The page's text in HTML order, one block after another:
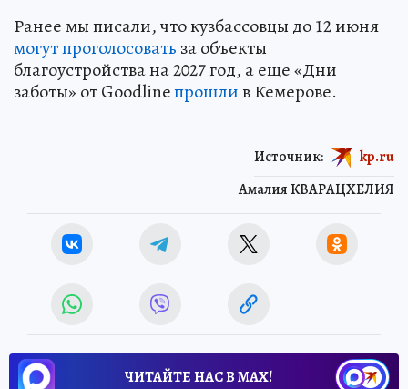
Ранее мы писали, что кузбассовцы до 12 июня
могут проголосовать за объекты
благоустройства на 2027 год, а еще «Дни
заботы» от Goodlineпрошлив Кемерове.
Амалия КВАРАЦХЕЛИЯ
Источник: kp.ru
ЧИТАЙТЕ НАС В МАХ!